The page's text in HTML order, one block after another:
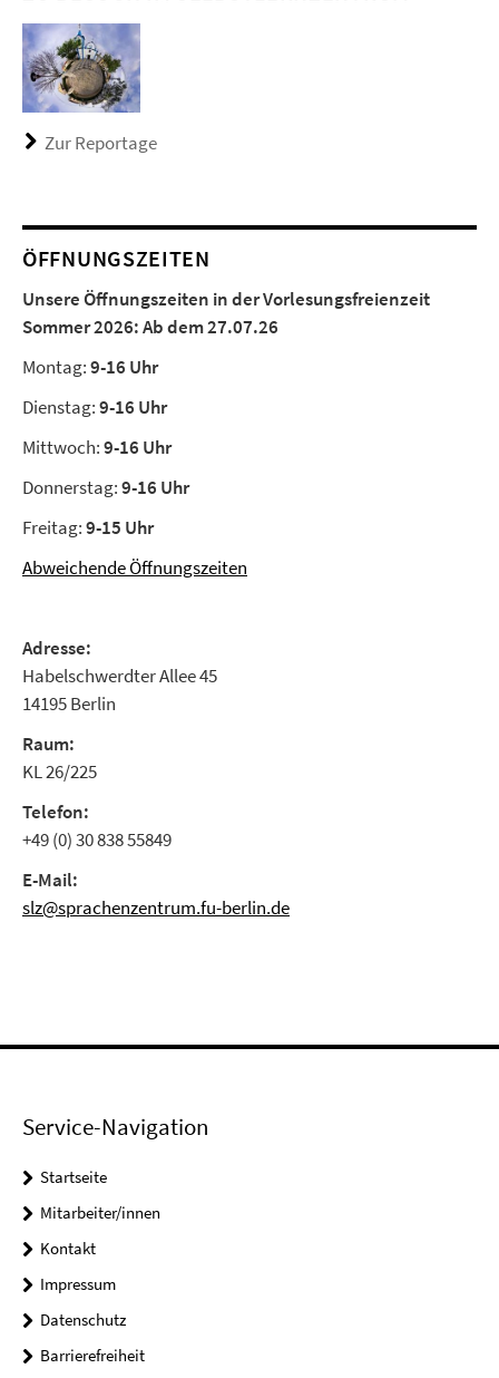
Zur Reportage
ÖFFNUNGSZEITEN
Unsere Öffnungszeiten in der Vorlesungsfreienzeit
Sommer 2026:Ab dem 27.07.26
Montag:9-16 Uhr
Dienstag:9-16 Uhr
Mittwoch:9-16 Uhr
Donnerstag:9-16 Uhr
Freitag:9-15 Uhr
Abweichende Öffnungszeiten
Adresse:
Habelschwerdter Allee 45
14195 Berlin
Raum:
KL 26/225
Telefon:
+49 (0) 30 838 55849
E-Mail:
slz@sprachenzentrum.fu-berlin.de
Service-Navigation
Startseite
Mitarbeiter/innen
Kontakt
Impressum
Datenschutz
Barrierefreiheit